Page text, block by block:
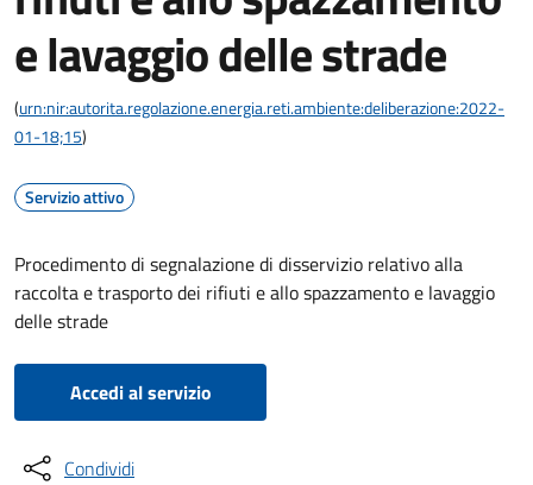
e lavaggio delle strade
(urn:nir:autorita.regolazione.energia.reti.ambiente:deliberazione:2022-
01-18;15)
Servizio attivo
Procedimento di segnalazione di disservizio relativo alla
raccolta e trasporto dei rifiuti e allo spazzamento e lavaggio
delle strade
Accedi al servizio
Condividi